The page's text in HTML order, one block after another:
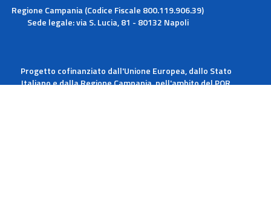
Regione Campania (Codice Fiscale 800.119.906.39)
Sede legale: via S. Lucia, 81 - 80132 Napoli
Progetto cofinanziato dall'Unione Europea, dallo Stato
Italiano e dalla Regione Campania, nell'ambito del POR